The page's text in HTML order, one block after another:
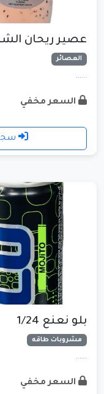
عصير ريحان
العصائر
......
السعر مخفي
بلو نعنع 1/24
مشروبات طاقه
......
السعر مخفي